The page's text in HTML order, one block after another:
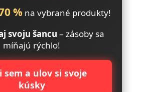
% na vybrané produkty!
svoju šancu – zásoby sa
míňajú rýchlo!
sem a ulov si svoje
kúsky